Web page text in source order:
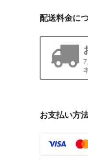
配送料金に
お支払い方